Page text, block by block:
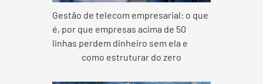
Gestão de telecom empresarial: o que
é, por que empresas acima de 50
linhas perdem dinheiro sem ela e
como estruturar do zero